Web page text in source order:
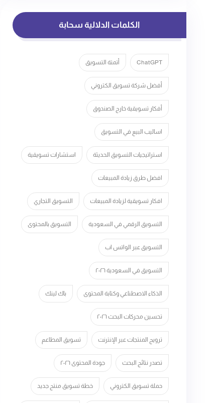
الكلمات الدلالية سحابة
ChatGPT أتمتة التسويق
أفضل شركة تسويق الكتروني
أفكار تسويقية خارج الصندوق
اساليب البيع في التسويق
استراتيجيات التسويق الحديثة استشارات تسويقية
افضل طرق زيادة المبيعات
افكار تسويقية لزيادة المبيعات التسويق التجاري
التسويق الرقمي في السعودية التسويق بالمحتوى
التسويق عبر الواتس اب
التسويق في السعودية ٢٠٢٦
الذكاء الاصطناعي وكتابة المحتوى باك لينك
تحسين محركات البحث ٢٠٢٦
ترويج المنتجات عبر الإنترنت تسويق المطاعم
تصدر نتائج البحث جودة المحتوى ٢٠٢٦
حملة تسويق الكتروني خطة تسويق منتج جديد